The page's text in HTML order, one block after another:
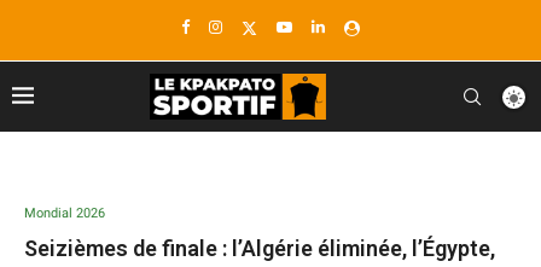
Mondial 2026
Seizièmes de finale : l’Algérie éliminée, l’Égypte,